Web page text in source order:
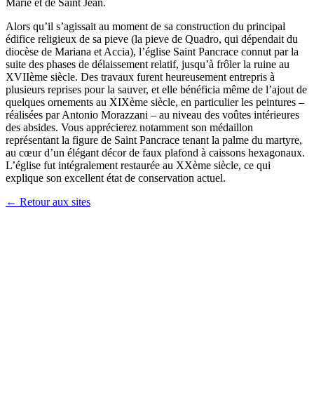
Alors qu’il s’agissait au moment de sa construction du principal
édifice religieux de sa pieve (la pieve de Quadro, qui dépendait du
diocèse de Mariana et Accia), l’église Saint Pancrace connut par la
suite des phases de délaissement relatif, jusqu’à frôler la ruine au
XVIIème siècle. Des travaux furent heureusement entrepris à
plusieurs reprises pour la sauver, et elle bénéficia même de l’ajout de
quelques ornements au XIXème siècle, en particulier les peintures –
réalisées par Antonio Morazzani – au niveau des voûtes intérieures
des absides. Vous apprécierez notamment son médaillon
représentant la figure de Saint Pancrace tenant la palme du martyre,
au cœur d’un élégant décor de faux plafond à caissons hexagonaux.
L’église fut intégralement restaurée au XXème siècle, ce qui
explique son excellent état de conservation actuel.
← Retour aux sites